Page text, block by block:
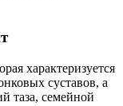
характеризуется
суставов, а
таза, семейной